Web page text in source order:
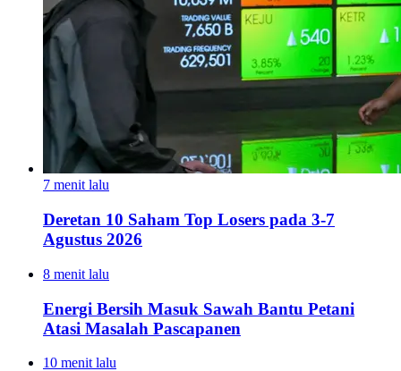
7 menit lalu
Deretan 10 Saham Top Losers pada 3-7
Agustus 2026
8 menit lalu
Energi Bersih Masuk Sawah Bantu Petani
Atasi Masalah Pascapanen
10 menit lalu